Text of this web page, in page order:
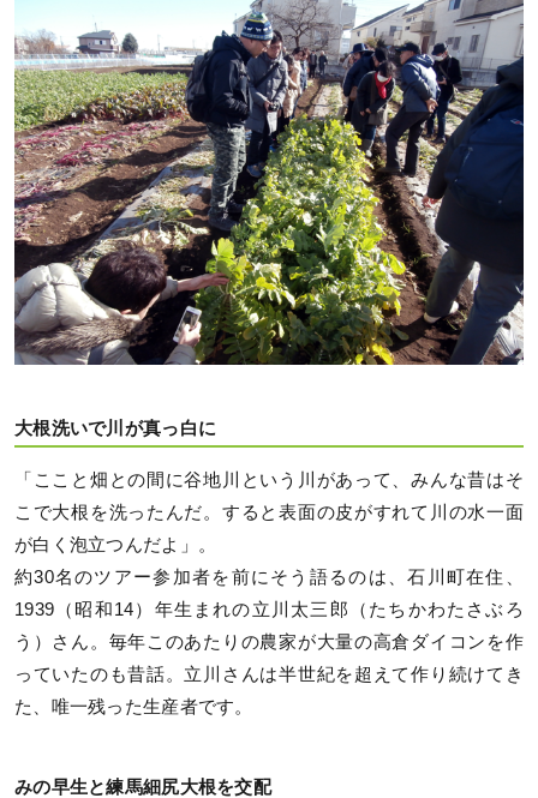
大根洗いで川が真っ白に
「ここと畑との間に谷地川という川があって、みんな昔はそ
こで大根を洗ったんだ。すると表面の皮がすれて川の水一面
が白く泡立つんだよ」。
約30名のツアー参加者を前にそう語るのは、石川町在住、
1939（昭和14）年生まれの立川太三郎（たちかわたさぶろ
う）さん。毎年このあたりの農家が大量の高倉ダイコンを作
っていたのも昔話。立川さんは半世紀を超えて作り続けてき
た、唯一残った生産者です。
みの早生と練馬細尻大根を交配